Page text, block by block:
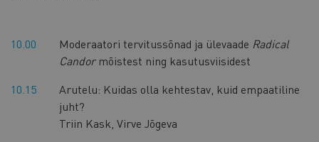
10.00 Moderaatori tervitussõnad ja ülevaade Radical
Candormõistest ning kasutusviisidest
10.15
Arutelu: Kuidas olla kehtestav, kuid empaatiline
juht?
Triin Kask, Virve Jõgeva